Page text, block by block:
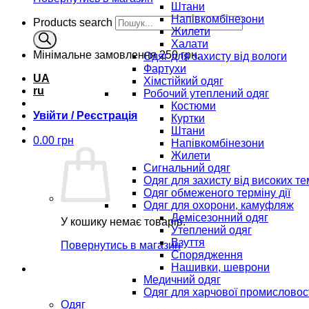
Products search
Мінімальне замовлення250 грн.
UA
ru
Увійти / Реєстрація
0.00 грн
У кошику немає товарів.
Повернутись в магазин
Штани
Напівкомбінезони
Жилети
Халати
Одяг для захисту від вологи
Фартухи
Хімстійкий одяг
Робочий утеплений одяг
Костюми
Куртки
Штани
Напівкомбінезони
Жилети
Сигнальний одяг
Одяг для захисту від високих
Одяг обмеженого терміну дії
Одяг для охорони, камуфляж
Демісезонний одяг
Утеплений одяг
Взуття
Спорядження
Нашивки, шеврони
Медичний одяг
Одяг для харчової
Одяг